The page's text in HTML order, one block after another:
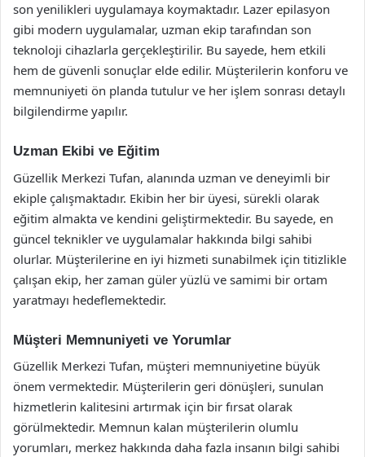
son yenilikleri uygulamaya koymaktadır. Lazer epilasyon
gibi modern uygulamalar, uzman ekip tarafından son
teknoloji cihazlarla gerçekleştirilir. Bu sayede, hem etkili
hem de güvenli sonuçlar elde edilir. Müşterilerin konforu ve
memnuniyeti ön planda tutulur ve her işlem sonrası detaylı
bilgilendirme yapılır.
Uzman Ekibi ve Eğitim
Güzellik Merkezi Tufan, alanında uzman ve deneyimli bir
ekiple çalışmaktadır. Ekibin her bir üyesi, sürekli olarak
eğitim almakta ve kendini geliştirmektedir. Bu sayede, en
güncel teknikler ve uygulamalar hakkında bilgi sahibi
olurlar. Müşterilerine en iyi hizmeti sunabilmek için titizlikle
çalışan ekip, her zaman güler yüzlü ve samimi bir ortam
yaratmayı hedeflemektedir.
Müşteri Memnuniyeti ve Yorumlar
Güzellik Merkezi Tufan, müşteri memnuniyetine büyük
önem vermektedir. Müşterilerin geri dönüşleri, sunulan
hizmetlerin kalitesini artırmak için bir fırsat olarak
görülmektedir. Memnun kalan müşterilerin olumlu
yorumları, merkez hakkında daha fazla insanın bilgi sahibi